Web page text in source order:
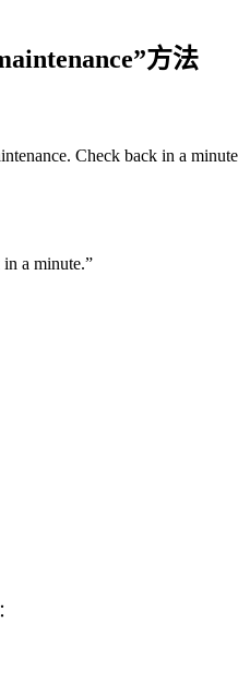
方法
Check back in a
a minute.”